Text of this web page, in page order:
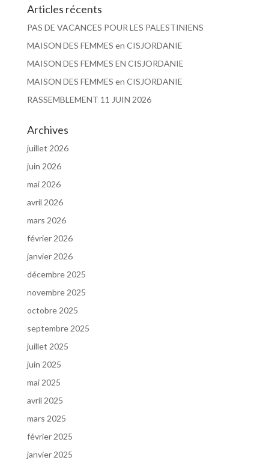
Articles récents
PAS DE VACANCES POUR LES PALESTINIENS
MAISON DES FEMMES en CISJORDANIE
MAISON DES FEMMES EN CISJORDANIE
MAISON DES FEMMES en CISJORDANIE
RASSEMBLEMENT 11 JUIN 2026
Archives
juillet 2026
juin 2026
mai 2026
avril 2026
mars 2026
février 2026
janvier 2026
décembre 2025
novembre 2025
octobre 2025
septembre 2025
juillet 2025
juin 2025
mai 2025
avril 2025
mars 2025
février 2025
janvier 2025